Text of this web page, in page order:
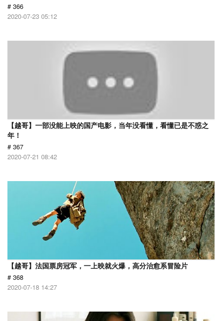
# 366
2020-07-23 05:12
【越哥】一部没能上映的国产电影，当年没看懂，看懂已是不惑之
年！
# 367
2020-07-21 08:42
【越哥】法国票房冠军，一上映就火爆，高分治愈系冒险片
# 368
2020-07-18 14:27